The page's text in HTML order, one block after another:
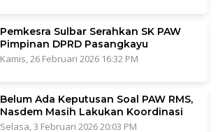
Pemkesra Sulbar Serahkan SK PAW
Pimpinan DPRD Pasangkayu
Kamis, 26 Februari 2026 16:32 PM
Belum Ada Keputusan Soal PAW RMS,
Nasdem Masih Lakukan Koordinasi
Selasa, 3 Februari 2026 20:03 PM